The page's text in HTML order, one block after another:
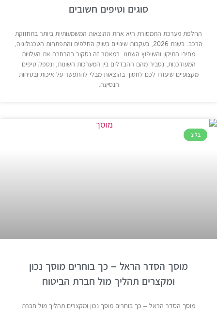
סוגים וטיפים חשובים
החלפת מערכת התמסורת היא אחת ההוצאות המשמעותיות ביותר בתחזוקת
הרכב. בשנת 2026, בעקבות שינויים בשוק החלפים והתפתחות הטכנולוגיה,
מחירי התיקון והשיפוץ השתנו. במאמר זה נסקור בהרחבה את העלויות
המעודכנות, נסביר מהם ההבדלים בין המערכות השונות, ונספק טיפים
מקצועיים שיעזרו לכם לחסוך בהוצאות מבלי להתפשר על איכות ובטיחות
הנסיעה.
בלוג
מוסך הסדר הראל – כך בוחרים מוסך נכון
ומקצרים תהליך מול חברת הביטוח
מוסך הסדר הראל – כך בוחרים מוסך נכון ומקצרים תהליך מול חברת